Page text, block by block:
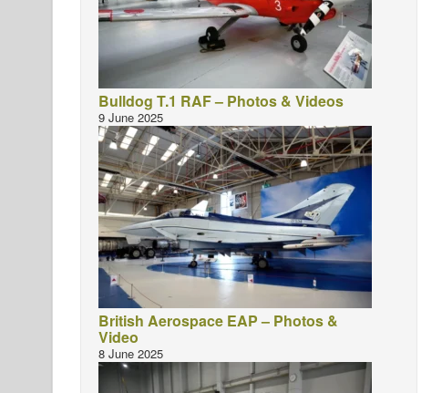
Bulldog T.1 RAF – Photos & Videos
9 June 2025
British Aerospace EAP – Photos &
Video
8 June 2025